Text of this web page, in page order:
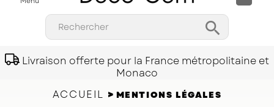

Rechercher
Livraison offerte pour la France métropolitaine et
Monaco
ACCUEIL
MENTIONS LÉGALES